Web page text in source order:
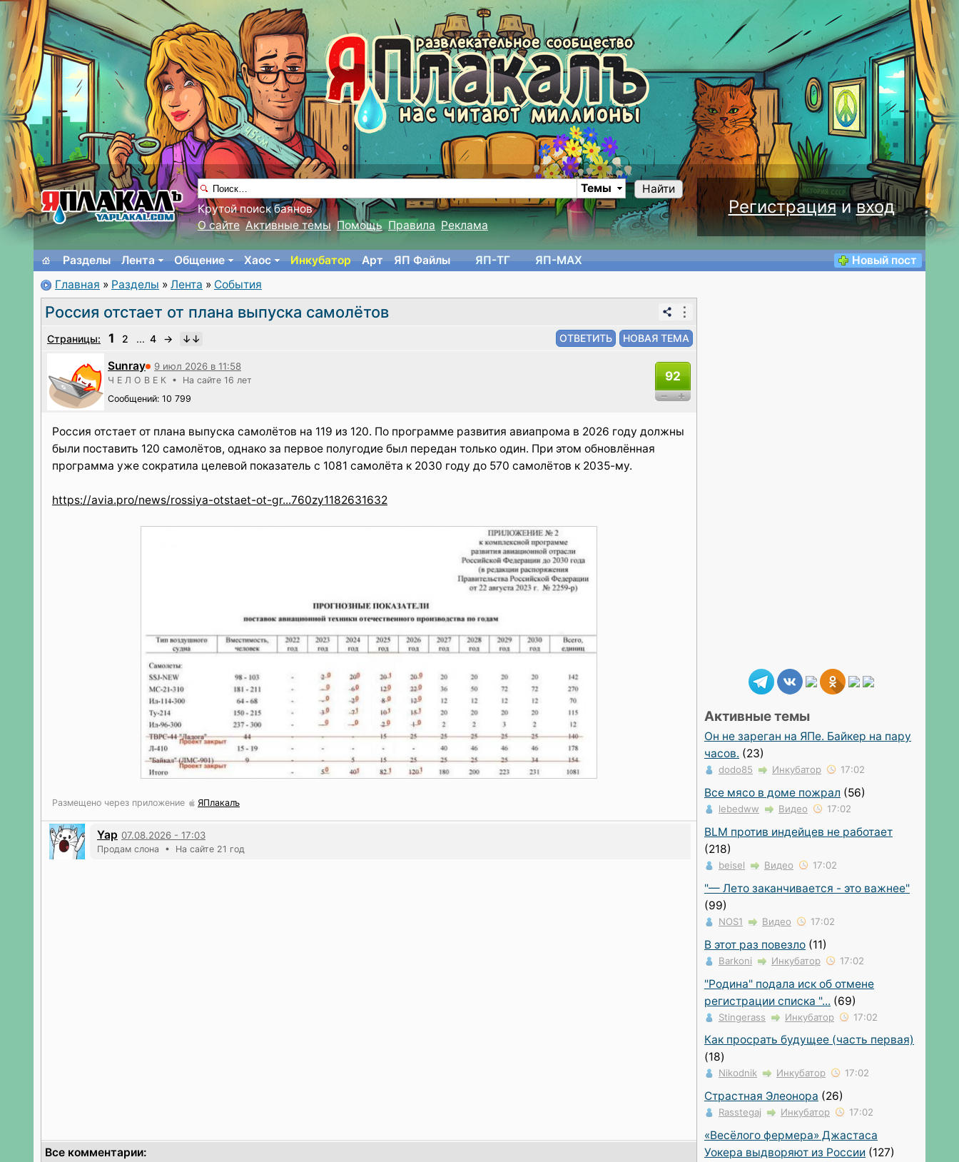
Регистрацияивход
Найти
Темы
Крутой поиск баянов
О сайте Активные темы Помощь Правила Реклама
Разделы Лента Общение Хаос Инкубатор Арт ЯП Файлы ЯП-TГ ЯП-MAX
Новый пост
Главная » Разделы » Лента » События
Россия отстает от плана выпуска самолётов ⋮
Страницы: 1 2 ... 4 →
Sunray 9 июл 2026 в 11:58
Ч Е Л О В Е К • На сайте 16 лет
Сообщений: 10 799
92
Россия отстает от плана выпуска самолётов на 119 из 120. По программе развития авиапрома в 2026 году должны
были поставить 120 самолётов, однако за первое полугодие был передан только один. При этом обновлённая
программа уже сократила целевой показатель с 1081 самолёта к 2030 году до 570 самолётов к 2035-му.
https://avia.pro/news/rossiya-otstaet-ot-gr...760zy1182631632
Размещено через приложение ЯПлакалъ
Yap 07.08.2026 - 17:03
Продам слона • На сайте 21 год
Все комментарии:
Активные темы
Он не зареган на ЯПе. Байкер на пару
часов. (23)
dodo85 Инкубатор 17:02
Все мясо в доме пожрал (56)
lebedww Видео 17:02
BLM против индейцев не работает
(218)
beisel Видео 17:02
"— Лето заканчивается - это важнее"
(99)
NOS1 Видео 17:02
В этот раз повезло (11)
Barkoni Инкубатор 17:02
"Родина" подала иск об отмене
регистрации списка "... (69)
Stingerass Инкубатор 17:02
Как просрать будущее (часть первая)
(18)
Nikodnik Инкубатор 17:02
Страстная Элеонора (26)
Rasstegaj Инкубатор 17:02
«Весёлого фермера» Джастаса
Уокера выдворяют из России (127)